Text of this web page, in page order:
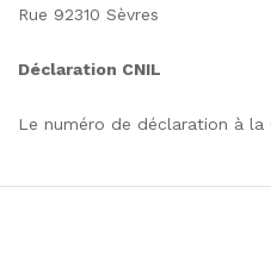
Rue 92310 Sèvres
Déclaration CNIL
Le numéro de déclaration à la